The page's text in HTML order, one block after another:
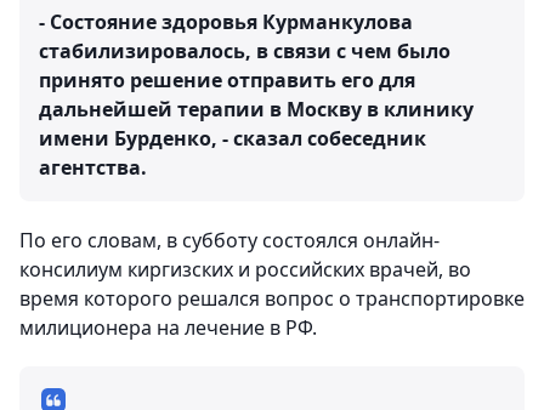
- Состояние здоровья Курманкулова
стабилизировалось, в связи с чем было
принято решение отправить его для
дальнейшей терапии в Москву в клинику
имени Бурденко, - сказал собеседник
агентства.
По его словам, в субботу состоялся онлайн-
консилиум киргизских и российских врачей, во
время которого решался вопрос о транспортировке
милиционера на лечение в РФ.